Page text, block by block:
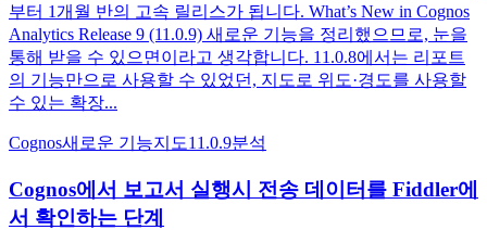
부터 1개월 반의 고속 릴리스가 됩니다. What’s New in Cognos
Analytics Release 9 (11.0.9) 새로운 기능을 정리했으므로, 눈을
통해 받을 수 있으면이라고 생각합니다. 11.0.8에서는 리포트
의 기능만으로 사용할 수 있었던, 지도로 위도·경도를 사용할
수 있는 확장...
Cognos새로운 기능지도11.0.9분석
Cognos에서 보고서 실행시 전송 데이터를 Fiddler에
서 확인하는 단계